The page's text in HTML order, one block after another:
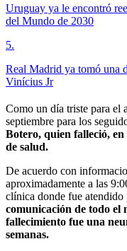
Uruguay ya le encontró
del Mundo de 2030
5.
Real Madrid ya tomó una
Vinícius Jr
Como un día triste para el
septiembre para los
Botero, quien falleció,
de salud.
De acuerdo con
aproximadamente a las
clínica donde fue atendido
comunicación de todo el
fallecimiento fue una
semanas.